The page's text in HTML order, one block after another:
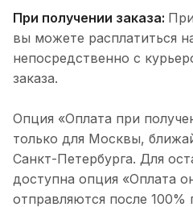
При получении заказа:
вы можете расплатиться
непосредственно с
заказа.
Опция «Оплата при
только для Москвы,
Санкт-Петербурга. Для
доступна опция «Оплата
отправляются после 100%